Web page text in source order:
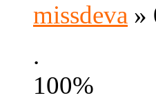
missdeva »
.
100%